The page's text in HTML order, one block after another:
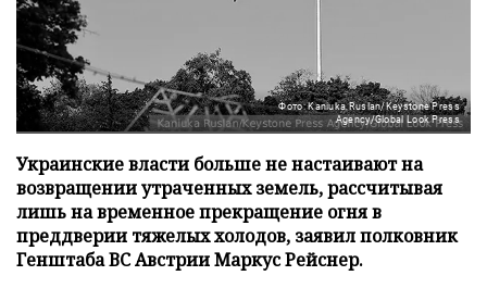
Фото: Kaniuka Ruslan/Keystone Press
Agency/Global Look Press
Украинские власти больше не настаивают на
возвращении утраченных земель, рассчитывая
лишь на временное прекращение огня в
преддверии тяжелых холодов, заявил полковник
Генштаба ВС Австрии Маркус Рейснер.